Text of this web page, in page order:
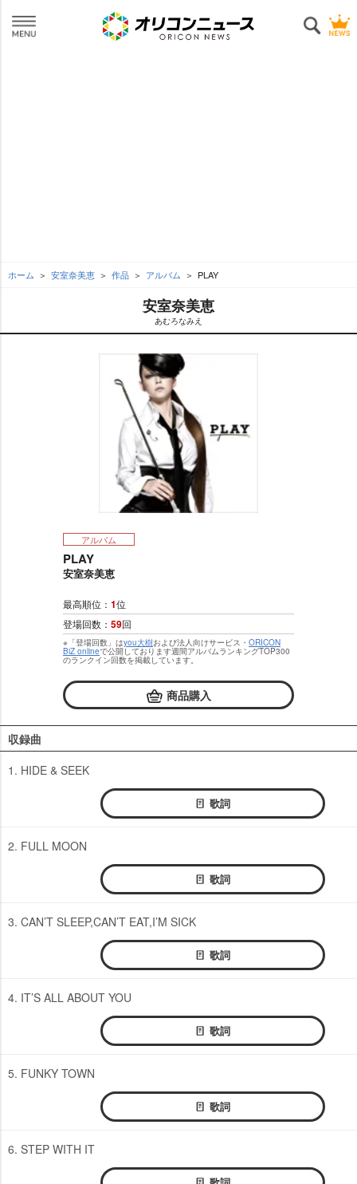
ホーム 安室奈美恵 作品 アルバム PLAY
安室奈美恵
あむろなみえ
アルバム
PLAY
安室奈美恵
最高順位： 1位
登場回数： 59回
※「登場回数」はyou大樹および法人向けサービス・ ORICON
BiZ onlineで公開しております週間アルバムランキングTOP300
のランクイン回数を掲載しています。
商品購入
収録曲
1. HIDE & SEEK
歌詞
2. FULL MOON
歌詞
3. CAN’T SLEEP,CAN’T EAT,I’M SICK
歌詞
4. IT’S ALL ABOUT YOU
歌詞
5. FUNKY TOWN
歌詞
6. STEP WITH IT